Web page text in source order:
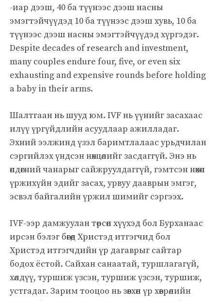
-иар дээш, 40 ба түүнээс дээш насны
эмэгтэйчүүдэд 10 ба түүнээс дээш хувь, 10 ба
түүнээс дээш насны эмэгтэйчүүдэд хүргэдэг.
Despite decades of research and investment,
many couples endure four, five, or even six
exhausting and expensive rounds before holding
a baby in their arms.
Шалтгаан нь шууд юм. IVF нь үүнийг засахаас
илүү үргүйдлийн асуудлаар ажилладаг.
Эхний ээлжинд үзэл баримтлалаас урьдчилан
сэргийлэх үндсэн нөхцөлийг засдаггүй. Энэ нь
өндөгний чанарыг сайжруулдаггүй, гэмтсэн нөхөн
үржихүйн эдийг засах, урвуу дааврын эмгэг,
эсвэл байгалийн үржил шимийг сэргээх.
IVF-ээр дамжуулан төрсөн хүүхэд бол Бурханаас
ирсэн бэлэг бөгөөд Христэд итгэгчид бол
Христэд итгэгчдийн үр дагаврыг сайтар
бодох ёстой. Сайхан санаатай, туршлагагүй,
хөлдүү, туршиж үзсэн, туршиж үзсэн, туршиж,
устгадаг. Зарим тооцоо нь зөвхөн үр хөврөлийн